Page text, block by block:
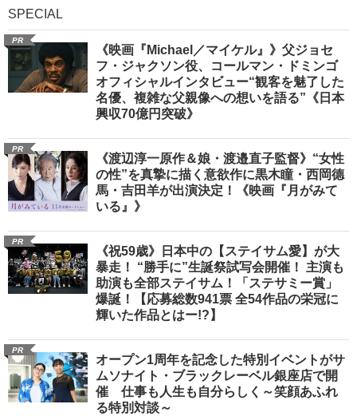
SPECIAL
PR
《映画『Michael／マイケル』》父ジョセ
フ・ジャクソン役、コールマン・ドミンゴ
オフィシャルインタビュー“観客を魅了した
名優、複雑な父親像への想いを語る”《日本
興収70億円突破》
PR
《渡辺淳一原作＆娘・渡邉直子監督》“女性
の性”を真摯に描く意欲作に黒木瞳・西岡德
馬・吉田羊が出演決定！《映画『月がみて
いる』》
PR
《祝59歳》日本中の【ステイサム愛】が大
暴走！ “勝手に”生誕祭試写会開催！ 主演も
助演も全部ステイサム！「ステサミー賞」
爆誕！【応募総数941票 全54作品の栄冠に
輝いた作品とはー!?】
PR
オープン1周年を記念した特別イベントがサ
ムソナイト・ブラックレーベル銀座店で開
催 仕事も人生も自分らしく～笑顔あふれ
る特別対談～